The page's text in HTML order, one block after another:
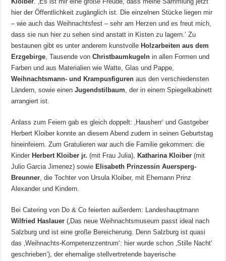
hier der Öffentlichkeit zugänglich ist. Die einzelnen Stücke liegen mir
– wie auch das Weihnachtsfest – sehr am Herzen und es freut mich,
dass sie nun hier zu sehen sind anstatt in Kisten zu lagern.‘ Zu
bestaunen gibt es unter anderem kunstvolle Holzarbeiten aus dem
Erzgebirge, Tausende vonChristbaumkugeln in allen Formen und
Farben und aus Materialien wie Watte, Glas und Pappe,
Weihnachtsmann- und Krampusfiguren aus den verschiedensten
Ländern, sowie einenJugendstilbaum, der in einem Spiegelkabinett
arrangiert ist.
Anlass zum Feiern gab es gleich doppelt: ‚Hausherr‘ und Gastgeber
Herbert Kloiber konnte an diesem Abend zudem in seinen Geburtstag
hineinfeiern. Zum Gratulieren war auch die Familie gekommen: die
Kinder Herbert Kloiber jr. (mit Frau Julia), Katharina Kloiber (mit
Julio Garcia Jimenez) sowie Elisabeth Prinzessin Auersperg-
Breunner, die Tochter von Ursula Kloiber, mit Ehemann Prinz
Alexander und Kindern.
Bei Catering von Do & Co feierten außerdem: Landeshauptmann
Wilfried Haslauer (‚Das neue Weihnachtsmuseum passt ideal nach
Salzburg und ist eine große Bereicherung. Denn Salzburg ist quasi
das ‚Weihnachts-Kompetenzzentrum‘: hier wurde schon ‚Stille Nacht‘
geschrieben‘), der ehemalige stellvertretende bayerische